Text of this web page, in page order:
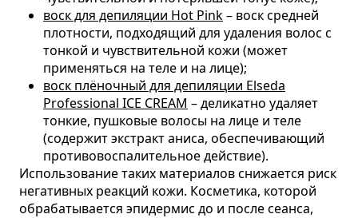
воск для депиляции Hot Pink– воск средней
плотности, подходящий для удаления волос с
тонкой и чувствительной кожи (может
применяться на теле и на лице);
воск плёночный для депиляции Elseda
Professional ICE CREAM – деликатно удаляет
тонкие, пушковые волосы на лице и теле
(содержит экстракт аниса, обеспечивающий
противовоспалительное действие).
Использование таких материалов снижается риск
негативных реакций кожи. Косметика, которой
обрабатывается эпидермис до и после сеанса,